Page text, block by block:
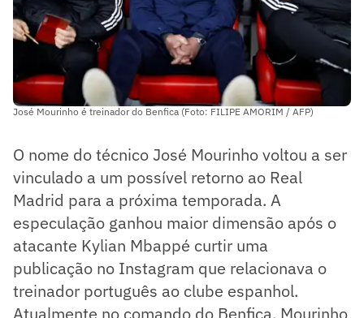
José Mourinho é treinador do Benfica (Foto: FILIPE AMORIM / AFP)
O nome do técnico José Mourinho voltou a ser
vinculado a um possível retorno ao Real
Madrid para a próxima temporada. A
especulação ganhou maior dimensão após o
atacante Kylian Mbappé curtir uma
publicação no Instagram que relacionava o
treinador português ao clube espanhol.
Atualmente no comando do Benfica, Mourinho